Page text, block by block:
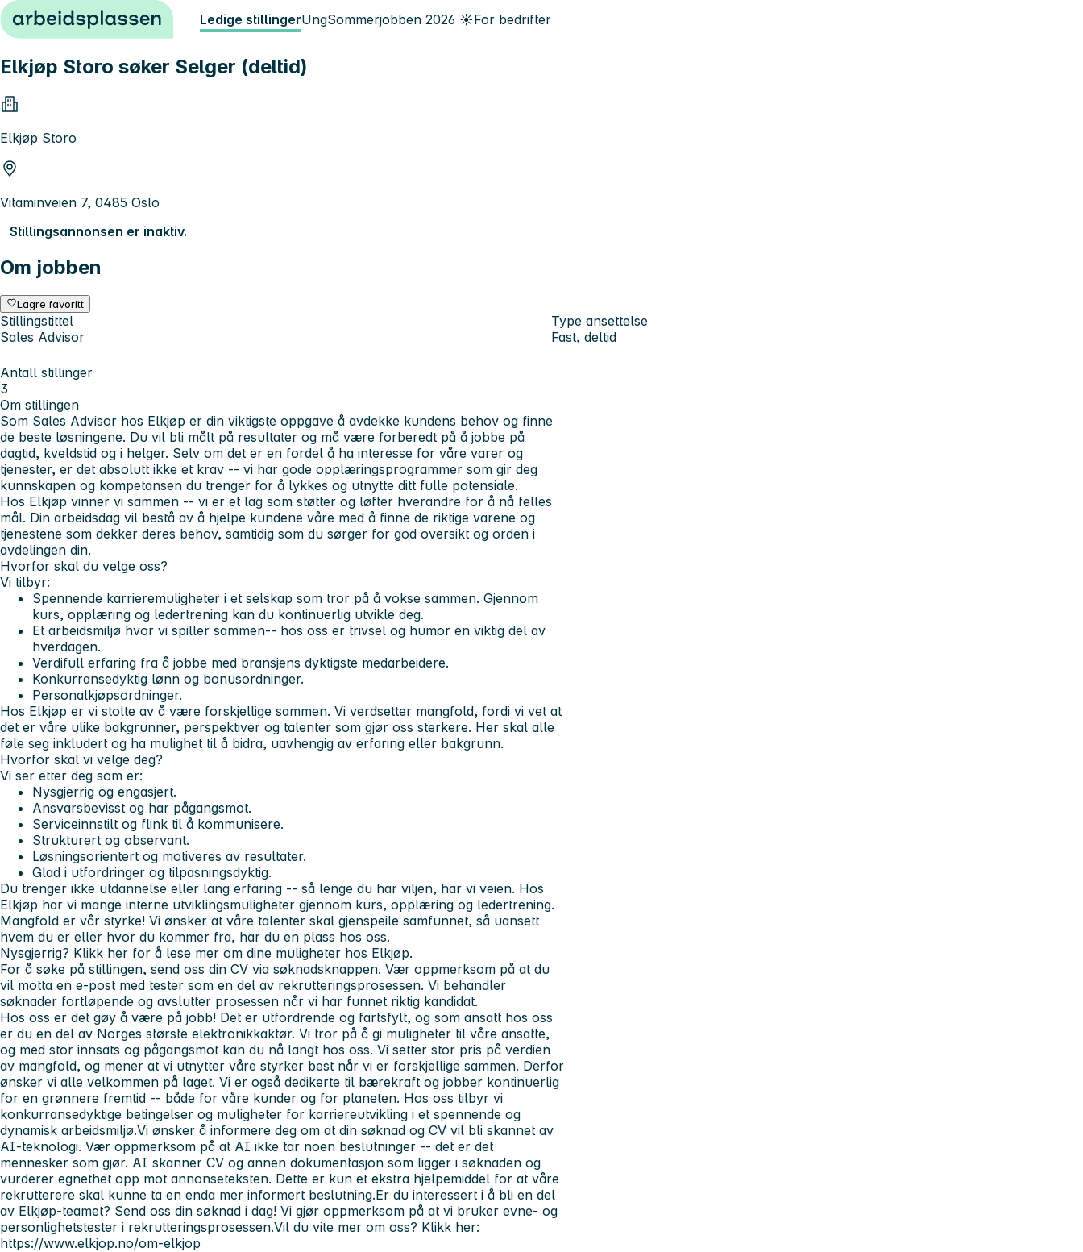
Hopp til innhold Ledige stillingerUngSommerjobben 2026 ☀️For bedrifter
Elkjøp Storo søker Selger (deltid)
Elkjøp Storo
Vitaminveien 7, 0485 Oslo
Stillingsannonsen er inaktiv.
Om jobben
Lagre favoritt
Stillingstittel
Sales Advisor
Type ansettelse
Fast, deltid
Antall stillinger
3
Om stillingen
Som Sales Advisor hos Elkjøp er din viktigste oppgave å avdekke kundens behov og finne
de beste løsningene. Du vil bli målt på resultater og må være forberedt på å jobbe på
dagtid, kveldstid og i helger. Selv om det er en fordel å ha interesse for våre varer og
tjenester, er det absolutt ikke et krav -- vi har gode opplæringsprogrammer som gir deg
kunnskapen og kompetansen du trenger for å lykkes og utnytte ditt fulle potensiale.
Hos Elkjøp vinner vi sammen -- vi er et lag som støtter og løfter hverandre for å nå felles
mål. Din arbeidsdag vil bestå av å hjelpe kundene våre med å finne de riktige varene og
tjenestene som dekker deres behov, samtidig som du sørger for god oversikt og orden i
avdelingen din.
Hvorfor skal du velge oss?
Vi tilbyr:
Spennende karrieremuligheter i et selskap som tror på å vokse sammen. Gjennom
kurs, opplæring og ledertrening kan du kontinuerlig utvikle deg.
Et arbeidsmiljø hvor vi spiller sammen-- hos oss er trivsel og humor en viktig del av
hverdagen.
Verdifull erfaring fra å jobbe med bransjens dyktigste medarbeidere.
Konkurransedyktig lønn og bonusordninger.
Personalkjøpsordninger.
Hos Elkjøp er vi stolte av å være forskjellige sammen. Vi verdsetter mangfold, fordi vi vet at
det er våre ulike bakgrunner, perspektiver og talenter som gjør oss sterkere. Her skal alle
føle seg inkludert og ha mulighet til å bidra, uavhengig av erfaring eller bakgrunn.
Hvorfor skal vi velge deg?
Vi ser etter deg som er:
Nysgjerrig og engasjert.
Ansvarsbevisst og har pågangsmot.
Serviceinnstilt og flink til å kommunisere.
Strukturert og observant.
Løsningsorientert og motiveres av resultater.
Glad i utfordringer og tilpasningsdyktig.
Du trenger ikke utdannelse eller lang erfaring -- så lenge du har viljen, har vi veien. Hos
Elkjøp har vi mange interne utviklingsmuligheter gjennom kurs, opplæring og ledertrening.
Mangfold er vår styrke! Vi ønsker at våre talenter skal gjenspeile samfunnet, så uansett
hvem du er eller hvor du kommer fra, har du en plass hos oss.
Nysgjerrig? Klikk her for å lese mer om dine muligheter hos Elkjøp.
For å søke på stillingen, send oss din CV via søknadsknappen. Vær oppmerksom på at du
vil motta en e-post med tester som en del av rekrutteringsprosessen. Vi behandler
søknader fortløpende og avslutter prosessen når vi har funnet riktig kandidat.
Hos oss er det gøy å være på jobb! Det er utfordrende og fartsfylt, og som ansatt hos oss
er du en del av Norges største elektronikkaktør. Vi tror på å gi muligheter til våre ansatte,
og med stor innsats og pågangsmot kan du nå langt hos oss. Vi setter stor pris på verdien
av mangfold, og mener at vi utnytter våre styrker best når vi er forskjellige sammen. Derfor
ønsker vi alle velkommen på laget. Vi er også dedikerte til bærekraft og jobber kontinuerlig
for en grønnere fremtid -- både for våre kunder og for planeten. Hos oss tilbyr vi
konkurransedyktige betingelser og muligheter for karriereutvikling i et spennende og
dynamisk arbeidsmiljø.Vi ønsker å informere deg om at din søknad og CV vil bli skannet av
AI-teknologi. Vær oppmerksom på at AI ikke tar noen beslutninger -- det er det
mennesker som gjør. AI skanner CV og annen dokumentasjon som ligger i søknaden og
vurderer egnethet opp mot annonseteksten. Dette er kun et ekstra hjelpemiddel for at våre
rekrutterere skal kunne ta en enda mer informert beslutning.Er du interessert i å bli en del
av Elkjøp-teamet? Send oss din søknad i dag! Vi gjør oppmerksom på at vi bruker evne- og
personlighetstester i rekrutteringsprosessen.Vil du vite mer om oss? Klikk her:
https://www.elkjop.no/om-elkjop